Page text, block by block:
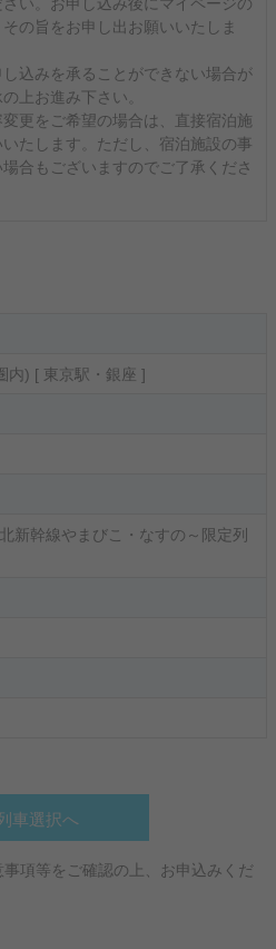
の旨をお申し出お願いいたしま
込みを承ることができない場合が
上お進み下さい。
更をご希望の場合は、直接宿泊施
たします。ただし、宿泊施設の事
合もございますのでご了承くださ
内) [ 東京駅・銀座 ]
新幹線やまびこ・なすの～限定列
車選択へ
事項等をご確認の上、お申込みくだ